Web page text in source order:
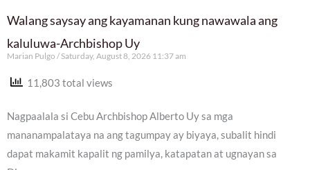
Walang saysay ang kayamanan kung nawawala ang
kaluluwa-Archbishop Uy
Marian Pulgo Saturday, August 8, 2026 11:37 am
11,803 total views
Nagpaalala si Cebu Archbishop Alberto Uy sa mga
mananampalataya na ang tagumpay ay biyaya, subalit hindi
dapat makamit kapalit ng pamilya, katapatan at ugnayan sa